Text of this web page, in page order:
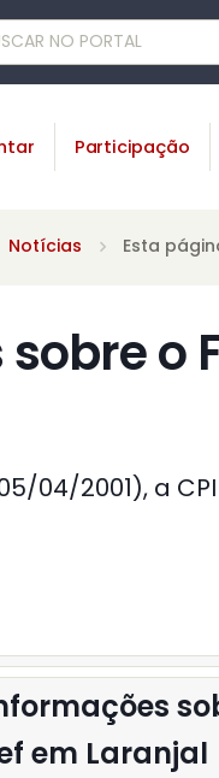
Participação
Notícias Esta
o
04/2001), a
em Laranjal